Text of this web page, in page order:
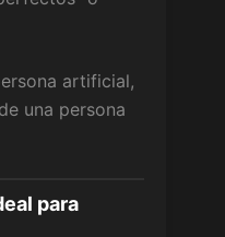
artificial,
una persona
para